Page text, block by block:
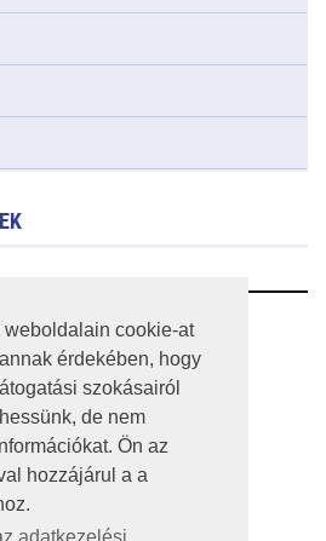
cookie-at
érdekében, hogy
szokásairól
de nem
Ön az
hozzájárul a a